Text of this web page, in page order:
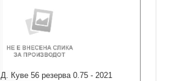
Куве 56 резерва 0.75 - 2021